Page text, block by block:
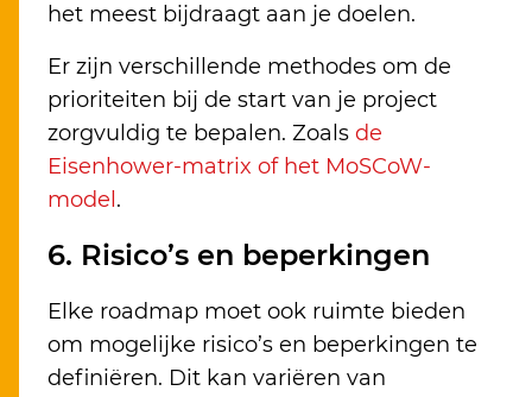
het meest bijdraagt aan je doelen.
Er zijn verschillende methodes om de
prioriteiten bij de start van je project
zorgvuldig te bepalen. Zoals de
Eisenhower-matrix of het MoSCoW-
model .
6. Risico’s en beperkingen
Elke roadmap moet ook ruimte bieden
om mogelijke risico’s en beperkingen te
definiëren. Dit kan variëren van